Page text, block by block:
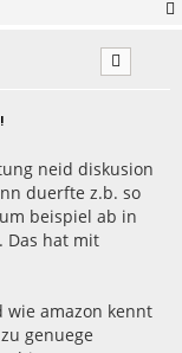
neid diskusion
duerfte z.b. so
beispiel ab in
Das hat mit
wie amazon kennt
genuege